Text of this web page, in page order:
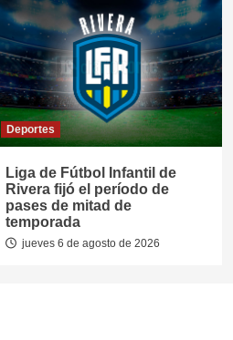
Deportes
Liga de Fútbol Infantil de
Rivera fijó el período de
pases de mitad de
temporada
jueves 6 de agosto de 2026